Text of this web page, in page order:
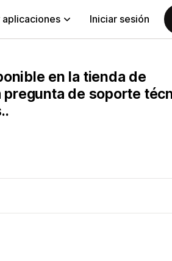
aplicaciones Iniciar sesión
en la tienda de
de soporte